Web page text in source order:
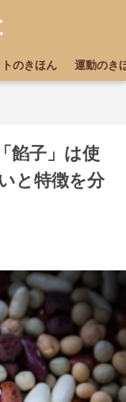
のきほん 運動のき
餡子」は使
と特徴を分